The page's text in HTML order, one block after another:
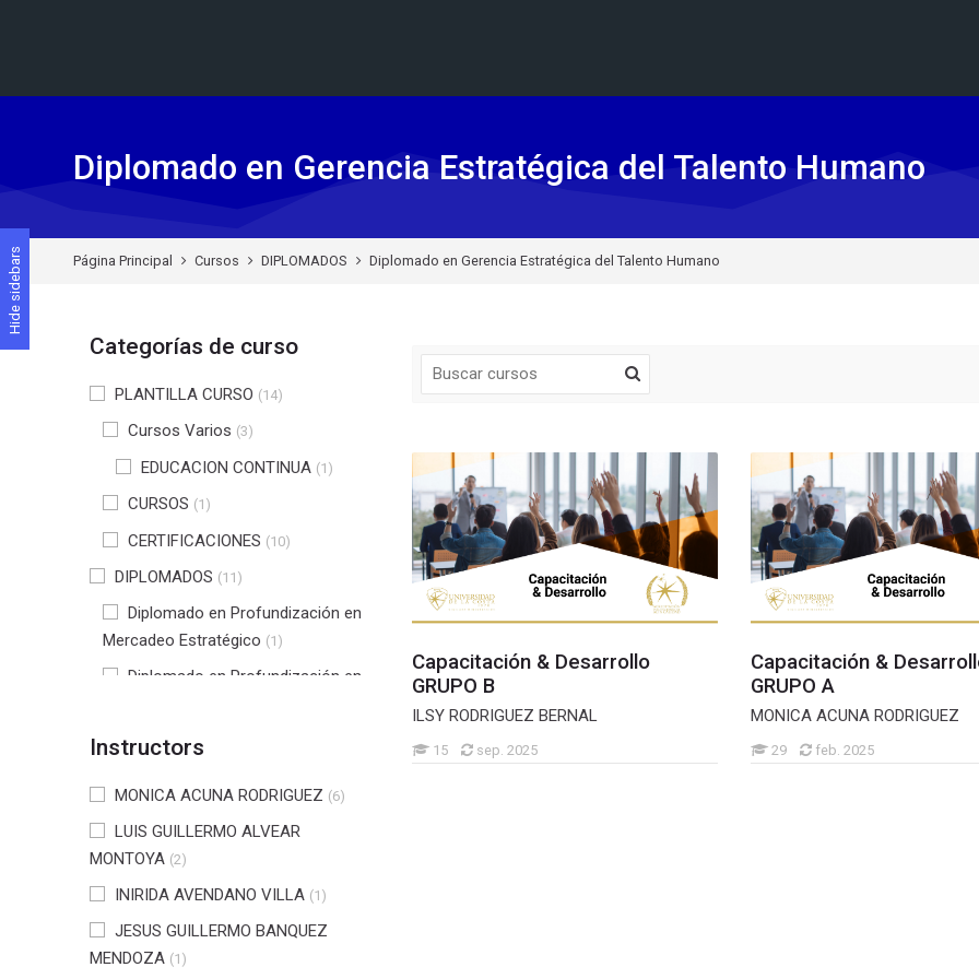
Diplomado en Gerencia Estratégica del Talento Humano
Página Principal Cursos DIPLOMADOS Diplomado en Gerencia Estratégica del Talento Humano
Capacitación & Desarrollo
GRUPO B
ILSY RODRIGUEZ BERNAL
15 sep. 2025
Capacitación &
GRUPO A
MONICA ACUNA RODRIGUEZ
29 feb. 2025
Categorías de curso
PLANTILLA CURSO (14)
Cursos Varios (3)
EDUCACION CONTINUA (1)
CURSOS (1)
CERTIFICACIONES (10)
DIPLOMADOS (11)
Diplomado en Profundización en
Mercadeo Estratégico (1)
Diplomado en Profundización en
software para la industria 4.0(4)
Diplomado en NIIF(3)
Diplomado en profundización en
gestión tributaria(1)
DIPLOMADO PROFUNDIZACIÓN
EN INTERVENCIÓN PSICOSOCIAL
Instructors
MONICA ACUNA RODRIGUEZ (6)
LUIS GUILLERMO ALVEAR
MONTOYA (2)
INIRIDA AVENDANO VILLA (1)
JESUS GUILLERMO BANQUEZ
MENDOZA (1)
Hide sidebars